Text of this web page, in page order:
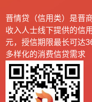
晋情贷（信用类）是晋
收入人士线下提供的信
元，授信期限最长可达
多样化的消费信贷需求